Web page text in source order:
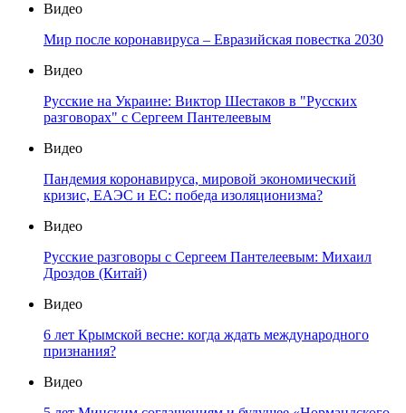
Видео
Мир после коронавируса – Евразийская повестка 2030
Видео
Русские на Украине: Виктор Шестаков в "Русских
разговорах" с Сергеем Пантелеевым
Видео
Пандемия коронавируса, мировой экономический
кризис, ЕАЭС и ЕС: победа изоляционизма?
Видео
Русские разговоры с Сергеем Пантелеевым: Михаил
Дроздов (Китай)
Видео
6 лет Крымской весне: когда ждать международного
признания?
Видео